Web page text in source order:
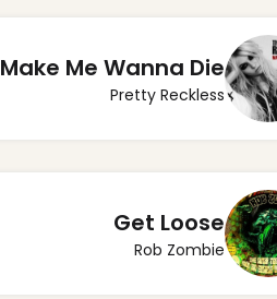
Make Me Wanna Die
Pretty Reckless
Get Loose
Rob Zombie